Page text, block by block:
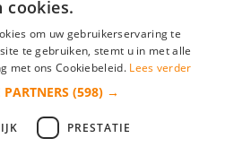
cookies.
om uw gebruikerservaring te
te gebruiken, stemt u in met alle
met ons Cookiebeleid. Lees verder
(598) →
PRESTATIE